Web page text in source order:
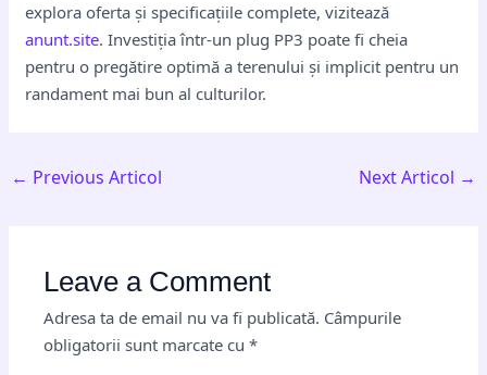
explora oferta și specificațiile complete, vizitează
anunt.site. Investiția într-un plug PP3 poate fi cheia
pentru o pregătire optimă a terenului și implicit pentru un
randament mai bun al culturilor.
← Previous Articol Next Articol →
Leave a Comment
Adresa ta de email nu va fi publicată. Câmpurile
obligatorii sunt marcate cu*